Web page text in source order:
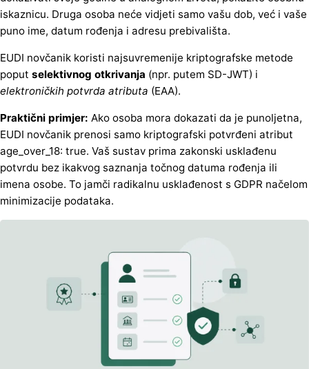
iskaznicu. Druga osoba neće vidjeti samo vašu dob, već i vaše
puno ime, datum rođenja i adresu prebivališta.
EUDI novčanik koristi najsuvremenije kriptografske metode
poput selektivnog otkrivanja (npr. putem SD-JWT) i
elektroničkih potvrda atributa (EAA).
Praktični primjer: Ako osoba mora dokazati da je punoljetna,
EUDI novčanik prenosi samo kriptografski potvrđeni atribut
age_over_18: true. Vaš sustav prima zakonski usklađenu
potvrdu bez ikakvog saznanja točnog datuma rođenja ili
imena osobe. To jamči radikalnu usklađenost s GDPR načelom
minimizacije podataka.